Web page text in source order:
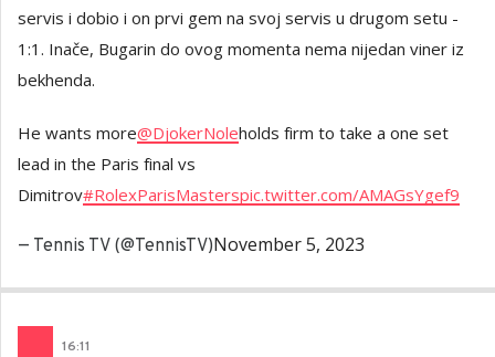
servis i dobio i on prvi gem na svoj servis u drugom setu -
1:1. Inače, Bugarin do ovog momenta nema nijedan viner iz
bekhenda.
He wants more@DjokerNoleholds firm to take a one set
lead in the Paris final vs
Dimitrov#RolexParisMasterspic.twitter.com/AMAGsYgef9
— Tennis TV (@TennisTV)November 5, 2023
16:11